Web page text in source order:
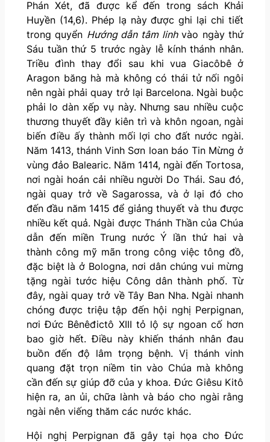
Phán Xét, đã được kể đến trong sách Khải
Huyền (14,6). Phép lạ này được ghi lại chi tiết
trong quyển Hướng dẫn tâm linhvào ngày thứ
Sáu tuần thứ 5 trước ngày lễ kính thánh nhân.
Triều đình thay đổi sau khi vua Giacôbê ở
Aragon băng hà mà không có thái tử nối ngôi
nên ngài phải quay trở lại Barcelona. Ngài buộc
phải lo dàn xếp vụ này. Nhưng sau nhiều cuộc
thương thuyết đầy kiên trì và khôn ngoan, ngài
biến điều ấy thành mối lợi cho đất nước ngài.
Năm 1413, thánh Vinh Sơn loan báo Tin Mừng ở
vùng đảo Balearic. Năm 1414, ngài đến Tortosa,
nơi ngài hoán cải nhiều người Do Thái. Sau đó,
ngài quay trở về Sagarossa, và ở lại đó cho
đến đầu năm 1415 để giảng thuyết và thu được
nhiều kết quả. Ngài được Thánh Thần của Chúa
dẫn đến miền Trung nước Ý lần thứ hai và
thành công mỹ mãn trong công việc tông đồ,
đặc biệt là ở Bologna, nơi dân chúng vui mừng
tặng ngài tước hiệu Công dân thành phố. Từ
đây, ngài quay trở về Tây Ban Nha. Ngài nhanh
chóng được triệu tập đến hội nghị Perpignan,
nơi Đức Bênêđictô XIII tỏ lộ sự ngoan cố hơn
bao giờ hết. Điều này khiến thánh nhân đau
buồn đến độ lâm trọng bệnh. Vị thánh vinh
quang đặt trọn niềm tin vào Chúa mà không
cần đến sự giúp đỡ của y khoa. Đức Giêsu Kitô
hiện ra, an ủi, chữa lành và báo cho ngài rằng
ngài nên viếng thăm các nước khác.
Hội nghị Perpignan đã gây tại họa cho Đức